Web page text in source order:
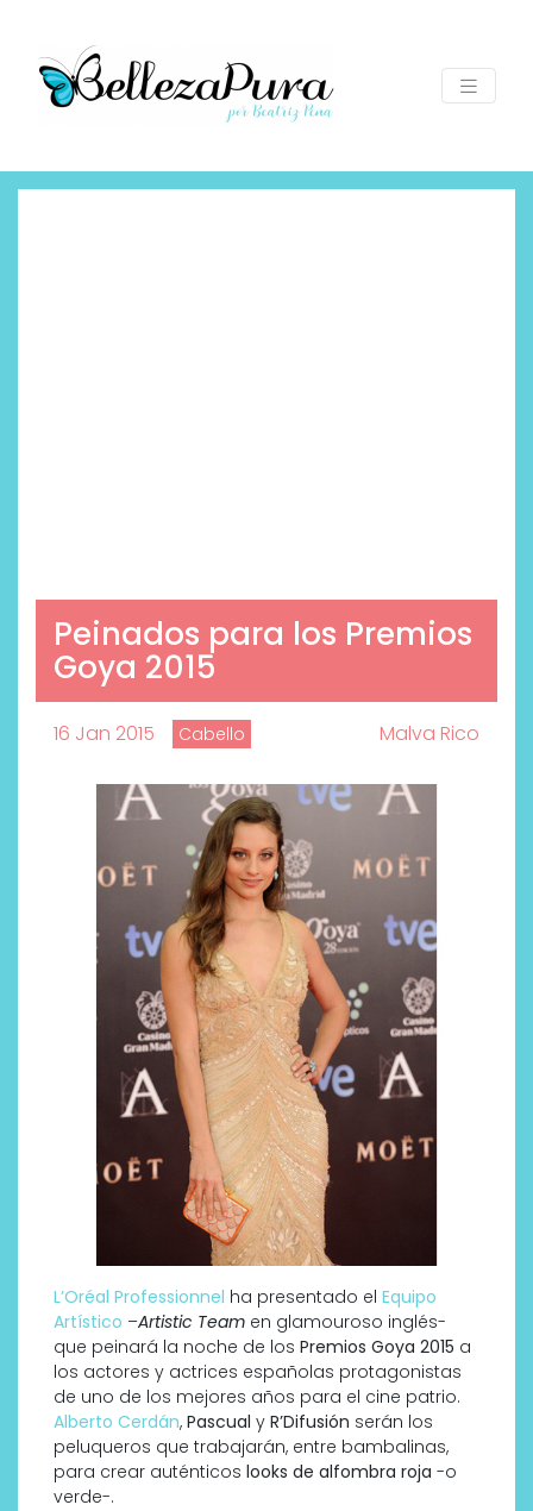
Peinados para los Premios
Goya 2015
16 Jan 2015 Cabello Malva Rico
L’Oréal Professionnel ha presentado el Equipo
Artístico –Artistic Team en glamouroso inglés-
que peinará la noche de los Premios Goya 2015 a
los actores y actrices españolas protagonistas
de uno de los mejores años para el cine patrio.
Alberto Cerdán, Pascual y R’Difusión serán los
peluqueros que trabajarán, entre bambalinas,
para crear auténticos looks de alfombra roja -o
verde-.